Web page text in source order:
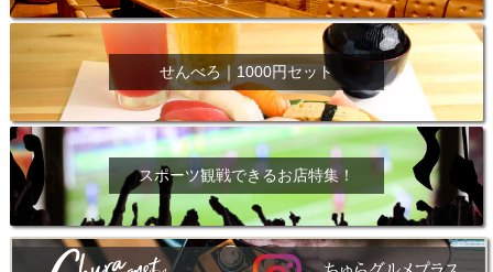
せんべろ｜1000円セット
スポーツ観戦できるお店特集！